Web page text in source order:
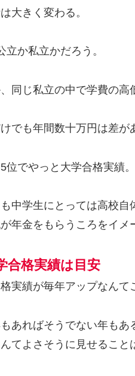
大きく変わる。
立か私立かだろう。
同じ私立の中で学費の高
でも年間数十万円は差が
位でやっと大学合格実績。
中学生にとっては高校
年金をもらうころをイメ
合格実績は目安
実績が毎年アップなんて
あればそうでない年もあ
てよさそうに見せること